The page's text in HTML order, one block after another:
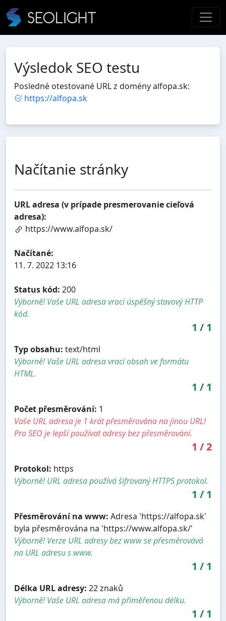
Výsledok SEO testu
Posledné otestované URL z domény alfopa.sk:
https://alfopa.sk
Načítanie stránky
URL adresa (v prípade presmerovanie cieľová
adresa):
https://www.alfopa.sk/
Načítané:
11. 7. 2022 13:16
Status kód: 200
Výborně! Vaše URL adresa vrací úspěšný stavový HTTP
kód.
1 / 1
Typ obsahu: text/html
Výborně! Vaše URL adresa vrací obsah ve formátu
HTML.
1 / 1
Počet přesměrování: 1
Vaše URL adresa je 1 krát přesměrována na jinou URL!
Pro SEO je lepší používat adresy bez přesměrování.
1 /2
Protokol: https
Výborně! URL adresa používá šifrovaný HTTPS protokol.
1 / 1
Přesměrování na www: Adresa 'https://alfopa.sk'
byla přesměrována na 'https://www.alfopa.sk/'
Výborně! Verze URL adresy bez www se přesměrovává
na URL adresu s www.
1 / 1
Délka URL adresy: 22 znaků
Výborně! Vaše URL adresa má přiměřenou délku.
1 / 1